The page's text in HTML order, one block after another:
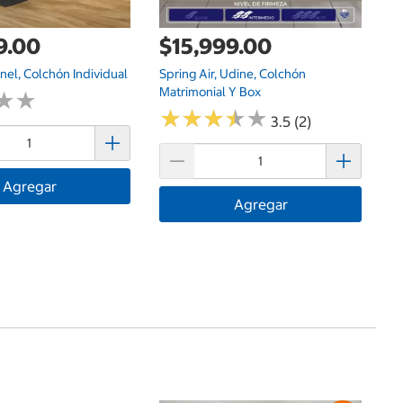
Colchón Individual
★
★
Agregar
$15,999.00
Spring Air, Udine, Colchón
Matrimonial Y Box
★★★★★
★★★★★ 3.5 (2)
Agregar